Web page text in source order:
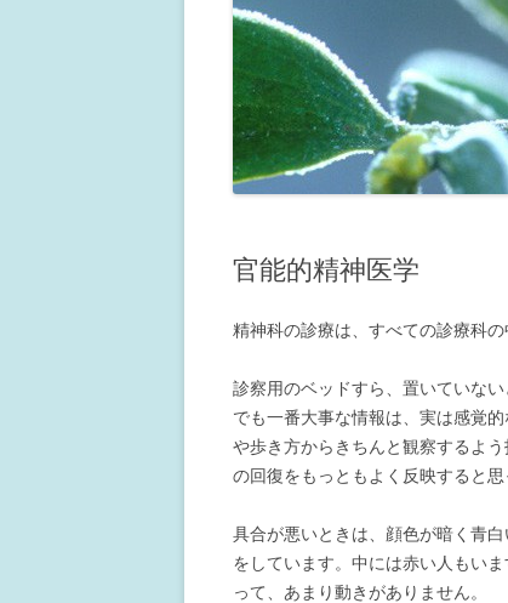
官能的精神医学
精神科の診療は、すべての診療科
診察用のベッドすら、置いていな
でも一番大事な情報は、実は感覚
や歩き方からきちんと観察するよ
の回復をもっともよく反映すると
具合が悪いときは、顔色が暗く青
をしています。中には赤い人もい
って、あまり動きがありません。